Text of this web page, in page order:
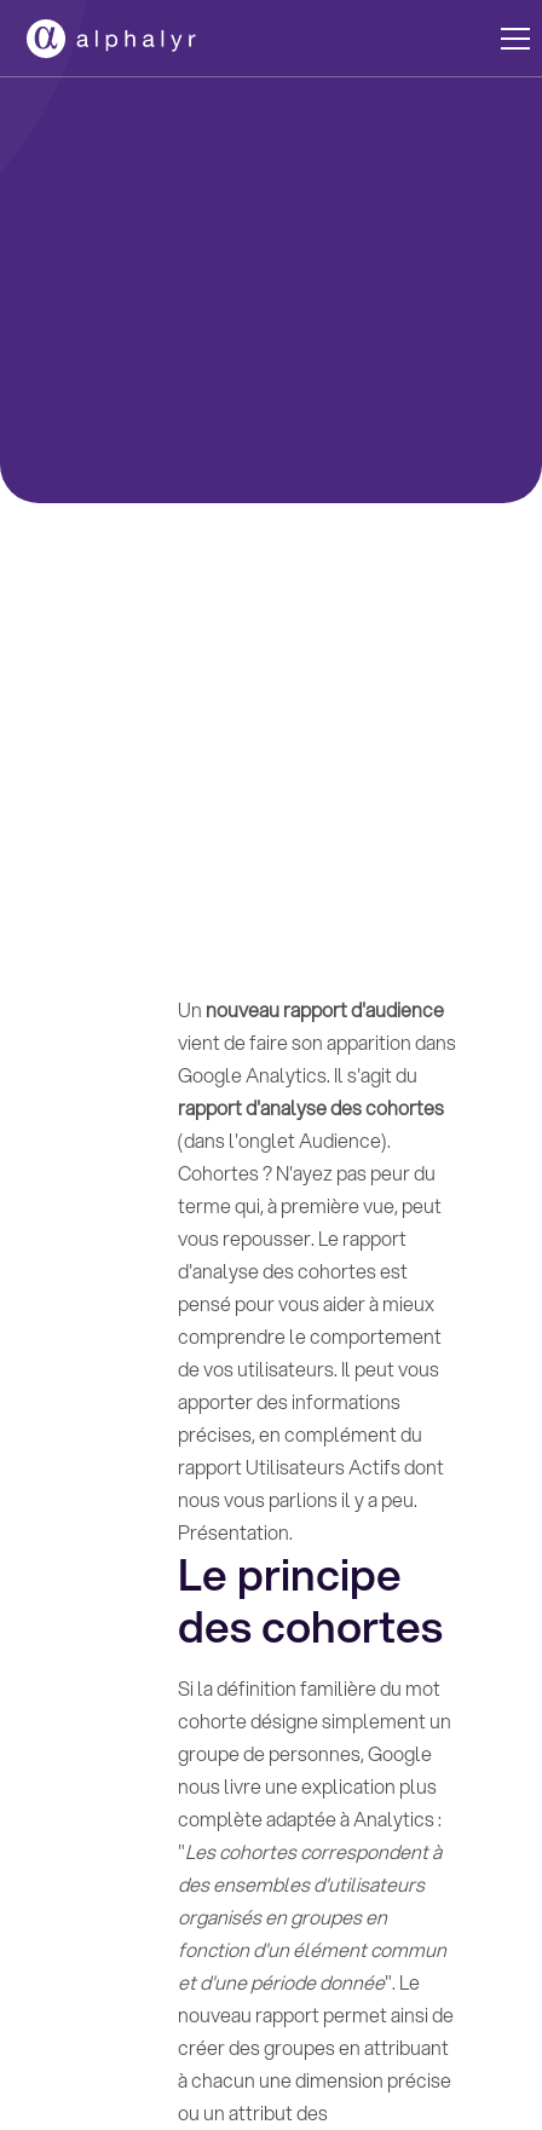
Un nouveau rapport d'audience
vient de faire son apparition dans
Google Analytics. Il s'agit du
rapport d'analyse des cohortes
(dans l'onglet Audience).
Cohortes ? N'ayez pas peur du
terme qui, à première vue, peut
vous repousser. Le rapport
d'analyse des cohortes est
pensé pour vous aider à mieux
comprendre le comportement
de vos utilisateurs. Il peut vous
apporter des informations
précises, en complément du
rapport Utilisateurs Actifs dont
nous vous parlions il y a peu.
Présentation.
Le principe
des cohortes
Si la définition familière du mot
cohorte désigne simplement un
groupe de personnes, Google
nous livre une explication plus
complète adaptée à Analytics :
"Les cohortes correspondent à
des ensembles d'utilisateurs
organisés en groupes en
fonction d'un élément commun
et d'une période donnée". Le
nouveau rapport permet ainsi de
créer des groupes en attribuant
à chacun une dimension précise
ou un attribut des